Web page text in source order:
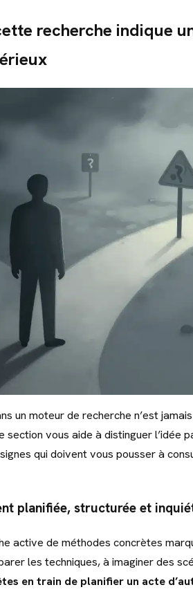
recherche indique
un moteur de recherche n’est
vous aide à distinguer l’idée
qui doivent vous pousser à
planifiée, structurée et
active de méthodes concrètes
les techniques, à imaginer des
en train de planifier un acte